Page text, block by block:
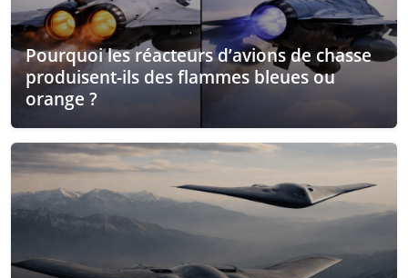
Pourquoi les réacteurs d’avions de chasse
produisent-ils des flammes bleues ou
orange ?